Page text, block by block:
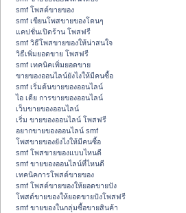
smf โพสต์ขายของ
smf เขียนโพสขายของโดนๆ
แคปชั่นเปิดร้าน โพสฟรี
smf วิธีโพสขายของให้น่าสนใจ
วิธีเพิ่มยอดขาย โพสฟรี
smf เทคนิคเพิ่มยอดขาย
ขายของออนไลน์ยังไงให้มีคนซื้อ
smf เริ่มต้นขายของออนไลน์
ไอ เดีย การขายของออนไลน์
เว็บขายของออนไลน์
เริ่ม ขายของออนไลน์ โพสฟรี
อยากขายของออนไลน์ smf
โพสขายของยังไงให้มีคนซื้อ
smf โพสขายของแบบไหนดี
smf ขายของออนไลน์ที่ไหนดี
เทคนิคการโพสต์ขายของ
smf โพสต์ขายของให้ยอดขายปัง
โพสต์ขายของให้ยอดขายปังโพสฟรี
smf ขายของในกลุ่มซื้อขายสินค้า